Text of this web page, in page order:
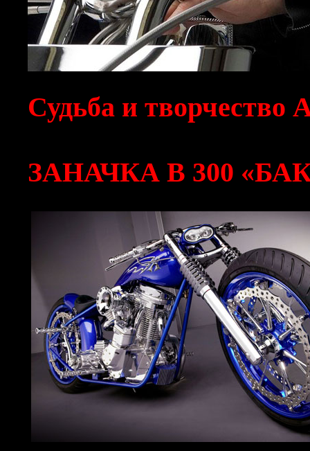
Судьба и творчество
ЗАНАЧКА В 300